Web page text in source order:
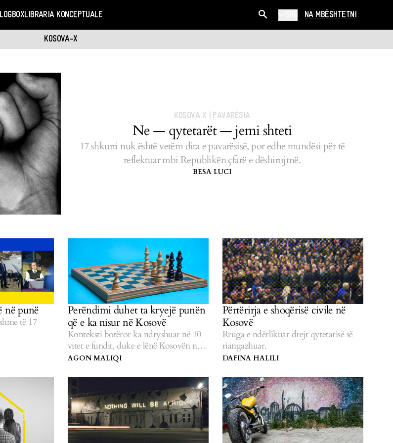
LIBRARIA KONCEPTUALE NA MBËSHTETNI
KOSOVA-X
KOSOVA X PAVARËSIA
Ne — qytetarët — jemi shteti
17 shkurti nuk është vetëm dita e pavarësisë, por edhe mundësi për të
reflektuar mbi Republikën çfarë e dëshirojmë.
BESA LUCI
në punë
të 17
Perëndimi duhet ta kryejë punën
që e ka nisur në Kosovë
Konteksti botëror ka ndryshuar në 10
vitet e fundit, duke e lënë Kosovën në
gjendje të pritjes.
AGON MALIQI
Përtërirja e shoqërisë civile në
Kosovë
Rruga e ndërlikuar drejt qytetarisë së
riangazhuar.
DAFINA HALILI